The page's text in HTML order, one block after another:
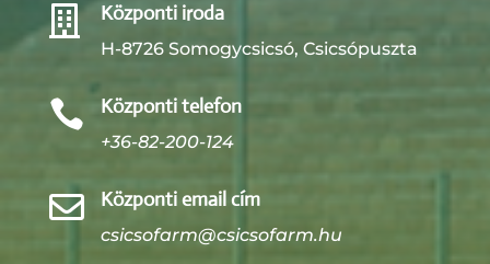
 Központi iroda
H-8726 Somogycsicsó, Csicsópuszta
 Központi telefon
+36-82-200-124
 Központi email cím
csicsofarm@csicsofarm.hu